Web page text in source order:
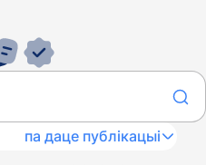
па даце публікацыі